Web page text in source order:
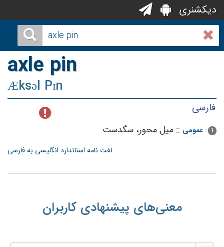
دیکشنری
axle pin
Æksəl Pɪn
فارسی
1 عمومی :: میل‌ محور، سگدست‌
لغت نامه استاندارد انگلیسی به فارسی
معنی‌های پیشنهادی کاربران